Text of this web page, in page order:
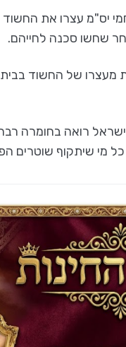
יס"מ עצרו את
שחשו סכנה לחייהם.
של החשוד
רואה בחומרה רבה
מי שיתקוף שוטרים